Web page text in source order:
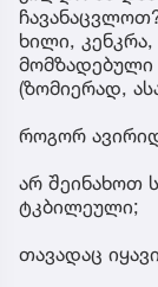
ხილი,
მომზადებული
(ზომიერად,
როგორ
არ შეინახოთ
ტკბილეული;
თავადაც